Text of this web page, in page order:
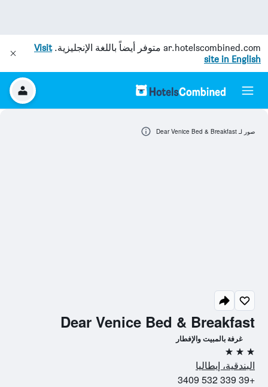
ar.hotelscombined.com متوفر أيضاً باللغة الإنجليزية.Visit
site in English
Dear Venice Bed & Breakfast
غرفة بالمبيت والإفطار
3 نجوم
البندقية، إيطاليا
+39 339 532 3409
صور لـ Dear Venice Bed & Breakfast